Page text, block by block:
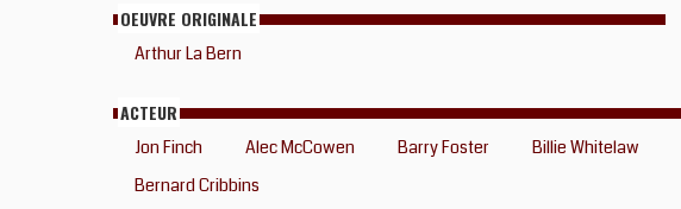
OEUVRE ORIGINALE
Arthur La Bern
ACTEUR
Jon Finch Alec McCowen Barry Foster Billie Whitelaw
Bernard Cribbins